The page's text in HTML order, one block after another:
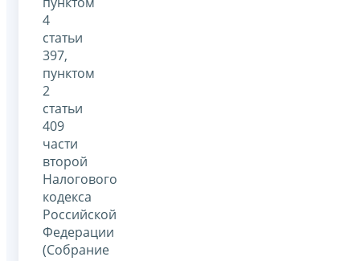
4
статьи
397,
пунктом
2
статьи
409
части
второй
Налогового
кодекса
Российской
Федерации
(Собрание